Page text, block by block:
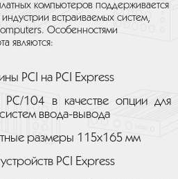
компьютеров поддерживается
встраиваемых систем,
Особенностями
являются:
PCI на PCI Express
104 в качестве опции для
ввода-вывода
размеры 115x165 мм
PCI Express